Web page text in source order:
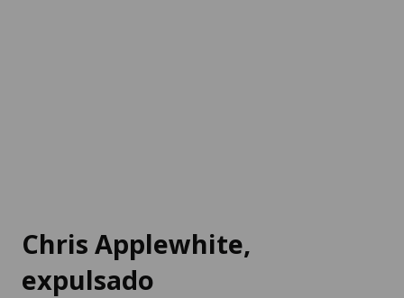
Chris Applewhite,
expulsado